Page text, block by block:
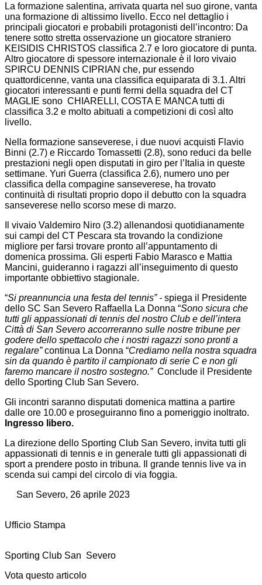
La formazione salentina, arrivata quarta nel suo girone, vanta
una formazione di altissimo livello. Ecco nel dettaglio i
principali giocatori e probabili protagonisti dell’incontro: Da
tenere sotto stretta osservazione un giocatore straniero
KEISIDIS CHRISTOS classifica 2.7 e loro giocatore di punta.
Altro giocatore di spessore internazionale è il loro vivaio
SPIRCU DENNIS CIPRIAN che, pur essendo
quattordicenne, vanta una classifica equiparata di 3.1. Altri
giocatori interessanti e punti fermi della squadra del CT
MAGLIE sono CHIARELLI, COSTA E MANCA tutti di
classifica 3.2 e molto abituati a competizioni di così alto
livello.
Nella formazione sanseverese, i due nuovi acquisti Flavio
Binni (2.7) e Riccardo Tomassetti (2.8), sono reduci da belle
prestazioni negli open disputati in giro per l’Italia in queste
settimane. Yuri Guerra (classifica 2.6), numero uno per
classifica della compagine sanseverese, ha trovato
continuità di risultati proprio dopo il debutto con la squadra
sanseverese nello scorso mese di marzo.
Il vivaio Valdemiro Niro (3.2) allenandosi quotidianamente
sui campi del CT Pescara sta trovando la condizione
migliore per farsi trovare pronto all’appuntamento di
domenica prossima. Gli esperti Fabio Marasco e Mattia
Mancini, guideranno i ragazzi all’inseguimento di questo
importante obbiettivo stagionale.
“Si preannuncia una festa del tennis” - spiega il Presidente
dello SC San Severo Raffaella La Donna “Sono sicura che
tutti gli appassionati di tennis del nostro Club e dell’intera
Città di San Severo accorreranno sulle nostre tribune per
godere dello spettacolo che i nostri ragazzi sono pronti a
regalare”continua La Donna “Crediamo nella nostra squadra
sin da quando è partito il campionato di serie C e non gli
faremo mancare il nostro sostegno.” Conclude il Presidente
dello Sporting Club San Severo.
Gli incontri saranno disputati domenica mattina a partire
dalle ore 10.00 e proseguiranno fino a pomeriggio inoltrato.
Ingresso libero.
La direzione dello Sporting Club San Severo, invita tutti gli
appassionati di tennis e in generale tutti gli appassionati di
sport a prendere posto in tribuna. Il grande tennis live va in
scenda sui campi del circolo di via foggia.
San Severo, 26 aprile 2023
Ufficio Stampa
Sporting Club San Severo
Vota questo articolo